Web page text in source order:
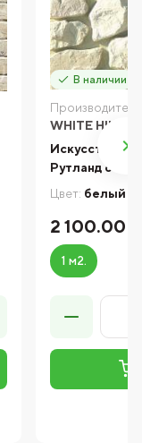
В наличии
WHITE HILLS
Рутланд 600-
Цвет: белый
2 100.00 ₽
1 м2.